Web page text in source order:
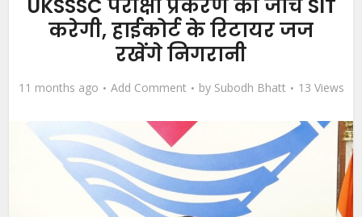
UKSSSC परीक्षा प्रकरण की जांच SIT
करेगी, हाईकोर्ट के रिटायर जज
रखेंगे निगरानी
11 months ago Add Comment by Subodh Bhatt 13 Views